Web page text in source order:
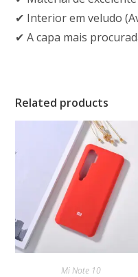
✔ Interior em veludo
✔ A capa mais
Related products
Mi Note 10